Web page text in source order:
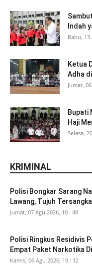
Indah
Rabu, 13
Ketua
Adha
Jumat,
Bupati
Haji
Selasa,
KRIMINAL
Polisi Bongkar Sarang
Lawang, Tujuh
Jumat, 07 Agu 2026, 10 : 48
Polisi Ringkus Residivis
Empat Paket Narkotika
Kamis, 06 Agu 2026, 19 : 12